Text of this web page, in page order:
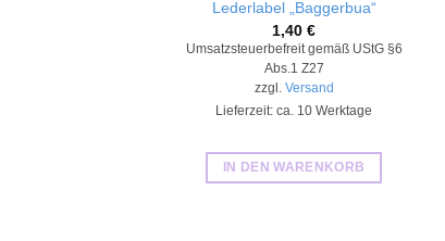
Lederlabel „Baggerbua“
1,40€
Umsatzsteuerbefreit gemäß UStG §6
Abs.1 Z27
zzgl. Versand
Lieferzeit: ca. 10 Werktage
IN DEN WARENKORB